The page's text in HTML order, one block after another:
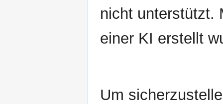
nicht unterstützt.
einer KI erstellt
Um